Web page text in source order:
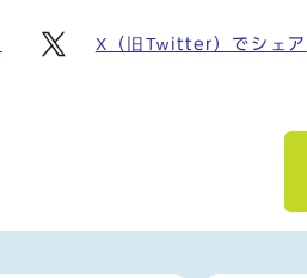
X（旧Twitter）でシェア